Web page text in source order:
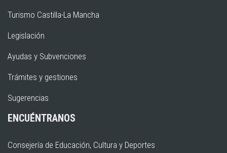
Turismo Castilla-La Mancha
Legislación
Ayudas y Subvenciones
Trámites y gestiones
Sugerencias
ENCUÉNTRANOS
Consejería de Educación, Cultura y Deportes